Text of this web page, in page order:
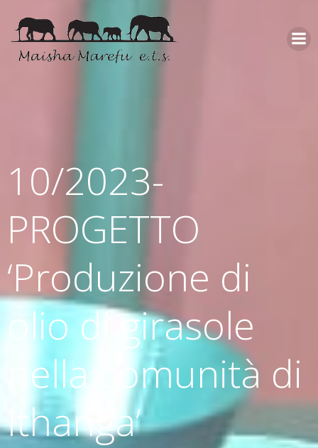
10/2023-
PROGETTO
‘Produzione di
olio di girasole
nella comunità di
Ithanga’